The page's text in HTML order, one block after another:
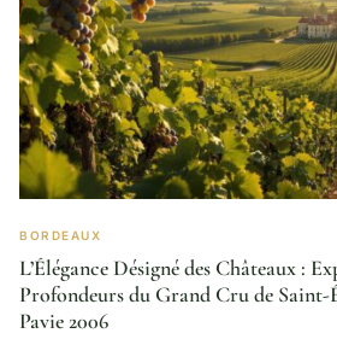
BORDEAUX
L’Élégance Désigné des Châteaux :
Profondeurs du Grand Cru de
Pavie 2006